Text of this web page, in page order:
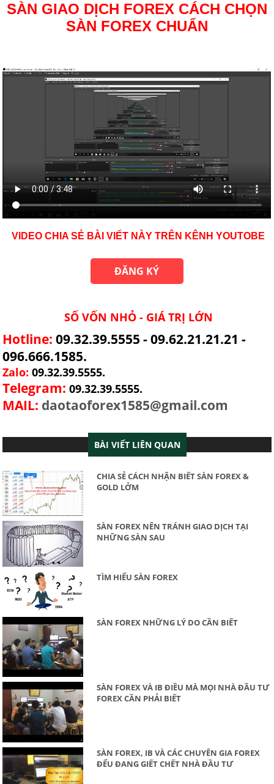
SÀN GIAO DỊCH FOREX CÁCH CHỌN
SÀN FOREX CHUẨN
VIDEO CHIA SẺ BÀI VIẾT NÀY TRÊN KÊNH YOUTOBE
ĐĂNG KÝ
SỐ VỐN NHỎ - GIÁ TRỊ LỚN
Hotline: 09.32.39.5555 - 09.62.21.21.21 -
096.666.1585.
Zalo:09.32.39.5555.
Telegram: 09.32.39.5555.
MAIL: daotaoforex1585@gmail.com
BÀI VIẾT LIÊN QUAN
CHIA SẺ CÁCH NHẬN BIẾT SÀN FOREX &
GOLD LỞM
SÀN FOREX NÊN TRÁNH GIAO DỊCH TẠI
NHỮNG SÀN SAU
TÌM HIỂU SÀN FOREX
SÀN FOREX NHỮNG LÝ DO CẦN BIẾT
SÀN FOREX VÀ IB ĐIỀU MÀ MỌI NHÀ ĐẦU TƯ
FOREX CẦN PHẢI BIẾT
SÀN FOREX, IB VÀ CÁC CHUYÊN GIA FOREX
ĐỂU ĐANG GIẾT CHẾT NHÀ ĐẦU TƯ